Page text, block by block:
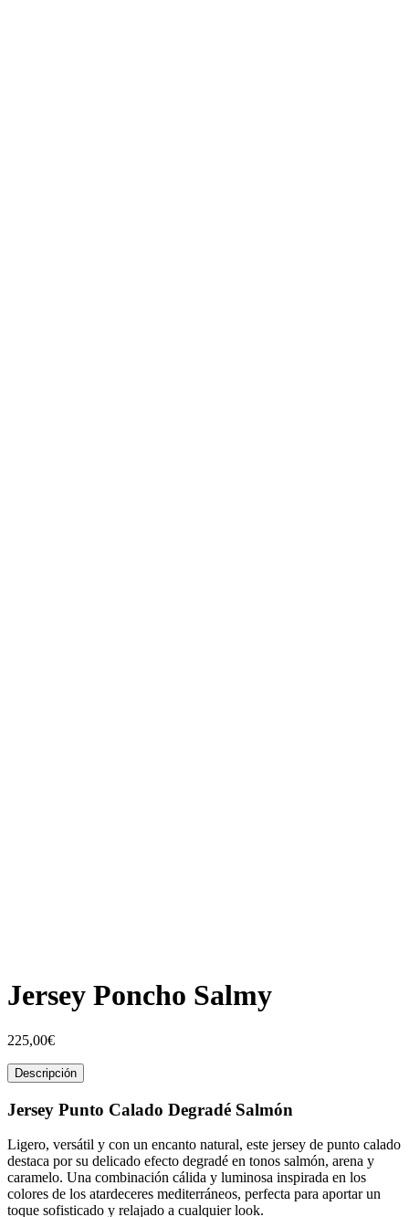
Jersey Poncho Salmy
225,00€
Descripción
Jersey Punto Calado Degradé Salmón
Ligero, versátil y con un encanto natural, este jersey de punto calado
destaca por su delicado efecto degradé en tonos salmón, arena y
caramelo. Una combinación cálida y luminosa inspirada en los
colores de los atardeceres mediterráneos, perfecta para aportar un
toque sofisticado y relajado a cualquier look.